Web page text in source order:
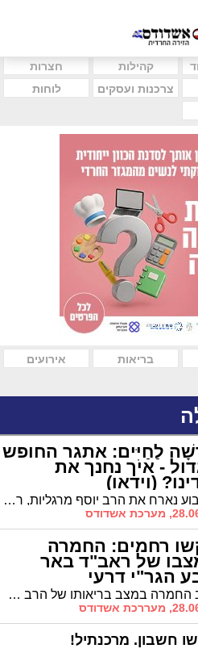
קהילות
חצרות
צרכנות ועסקים
לוחות
בריאות
אירועים
לַחַיִּים: אתגר החופש
- איך נחנך את
(וידאו)
השבוע נארח את הרב יוסף מרגליות, רב בית חב"ד ברובע ט', שמעניק לנו מבט מאיר על חינוך הילדים בראי הזמן והפרשה. תובנה יהודית מאירה לחיים לכבוד שבת קודש - אל תפספסו >>
אשדודס
רחמים: החמרה
של ראב"ד באר
הגר"י דרעי
עקב החמרה במצב בריאותו של הרב הראשי וראב"ד באר שבע הגר"י דרעי, הרבנים קוראים להרבות בתפילות וקריאת תהילים לרפואתו השלמה במהרה, "צריך הרבה רחמי שמים, ועל כל אחד להעתיר בתפילה"
אשדודס
חשבון. מרכנתיל!